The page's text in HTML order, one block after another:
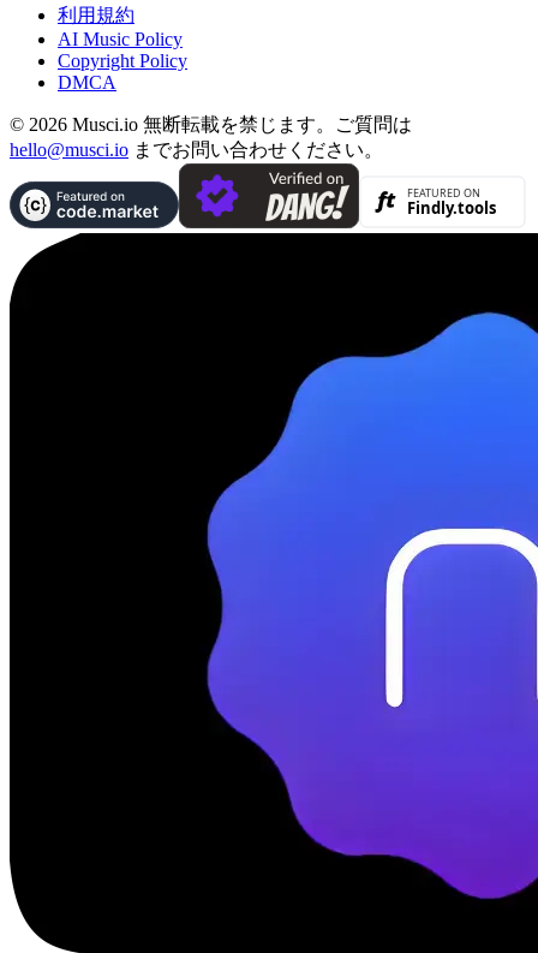
利用規約
AI Music Policy
Copyright Policy
DMCA
© 2026 Musci.io 無断転載を禁じます。ご質問は
hello@musci.io までお問い合わせください。